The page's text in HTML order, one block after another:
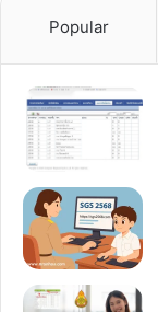
Popular